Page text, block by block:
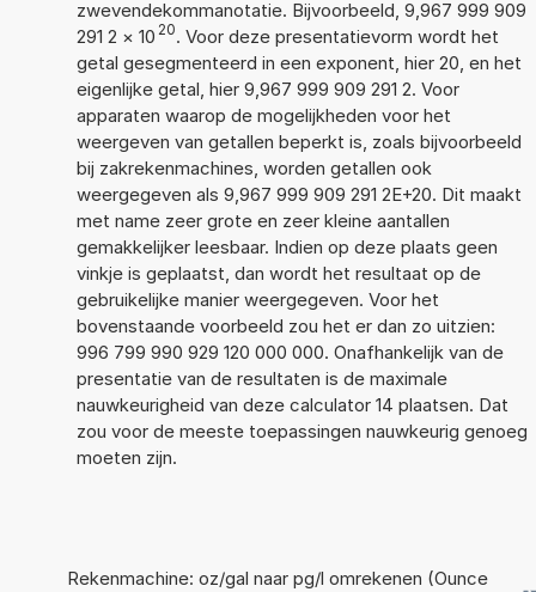
zwevendekommanotatie. Bijvoorbeeld, 9,967 999 909
291 2 × 10 20. Voor deze presentatievorm wordt het
getal gesegmenteerd in een exponent, hier 20, en het
eigenlijke getal, hier 9,967 999 909 291 2. Voor
apparaten waarop de mogelijkheden voor het
weergeven van getallen beperkt is, zoals bijvoorbeeld
bij zakrekenmachines, worden getallen ook
weergegeven als 9,967 999 909 291 2E+20. Dit maakt
met name zeer grote en zeer kleine aantallen
gemakkelijker leesbaar. Indien op deze plaats geen
vinkje is geplaatst, dan wordt het resultaat op de
gebruikelijke manier weergegeven. Voor het
bovenstaande voorbeeld zou het er dan zo uitzien:
996 799 990 929 120 000 000. Onafhankelijk van de
presentatie van de resultaten is de maximale
nauwkeurigheid van deze calculator 14 plaatsen. Dat
zou voor de meeste toepassingen nauwkeurig genoeg
moeten zijn.
Rekenmachine: oz/gal naar pg/l omrekenen (Ounce